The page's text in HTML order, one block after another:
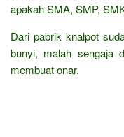
apakah SMA, SMP,
Dari pabrik knalpot
bunyi, malah sengaja
membuat onar.